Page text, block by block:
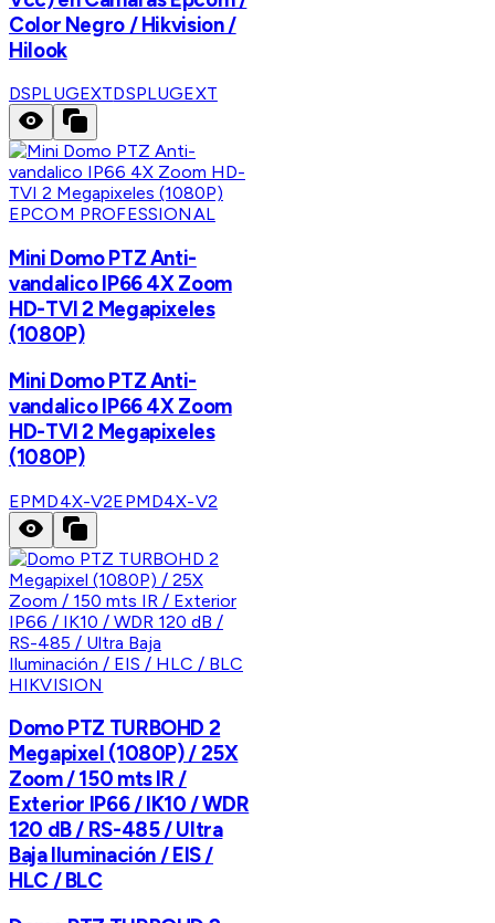
Color Negro / Hikvision /
Hilook
DSPLUGEXTDSPLUGEXT
EPCOM PROFESSIONAL
Mini Domo PTZ Anti-
vandalico IP66 4X Zoom
HD-TVI 2 Megapixeles
(1080P)
Mini Domo PTZ Anti-
vandalico IP66 4X Zoom
HD-TVI 2 Megapixeles
(1080P)
EPMD4X-V2EPMD4X-V2
HIKVISION
Domo PTZ TURBOHD 2
Megapixel (1080P) / 25X
Zoom / 150 mts IR /
Exterior IP66 / IK10 / WDR
120 dB / RS-485 / Ultra
Baja Iluminación / EIS /
HLC / BLC